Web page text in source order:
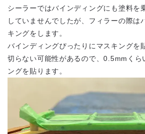
シーラーではバインディングにも塗料を
していませんでしたが、フィラーの際は
キングをします。
バインディングぴったりにマスキングを
切らない可能性があるので、0.5mmくら
ングを貼ります。